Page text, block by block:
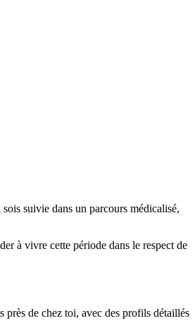
suivie dans un parcours médicalisé,
à vivre cette période dans le respect de
près de chez toi, avec des profils détaillés